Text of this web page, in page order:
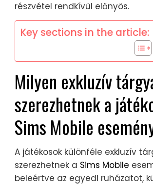
részvétel rendkívül előnyös.
Key sections in the article:
Milyen exkluzív
szerezhetnek a
Sims Mobile
A játékosok különféle exkluzív
szerezhetnek a Sims Mobile
beleértve az egyedi ruházatot,